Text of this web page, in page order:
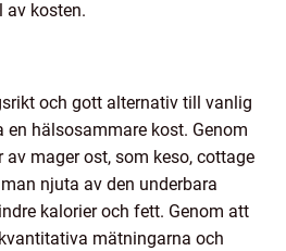
av kosten.
och gott alternativ till vanlig
hälsosammare kost. Genom
mager ost, som keso, cottage
njuta av den underbara
kalorier och fett. Genom att
mätningarna och